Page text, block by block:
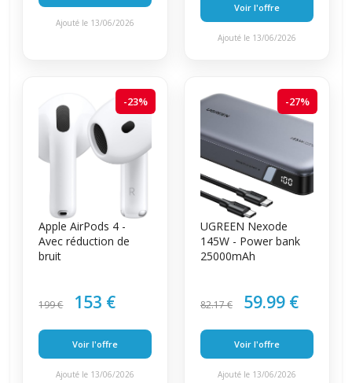
Ajouté le 13/06/2026
Voir l'offre
Ajouté le 13/06/2026
-23%
Apple AirPods 4 -
Avec réduction de
bruit
199 € 153 €
Voir l'offre
Ajouté le 13/06/2026
-27%
UGREEN Nexode
145W - Power bank
25000mAh
82.17 € 59.99 €
Voir l'offre
Ajouté le 13/06/2026